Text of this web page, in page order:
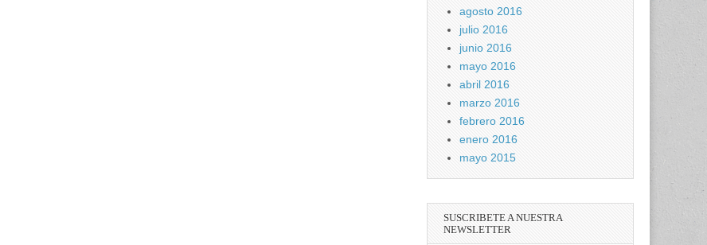
agosto 2016
julio 2016
junio 2016
mayo 2016
abril 2016
marzo 2016
febrero 2016
enero 2016
mayo 2015
SUSCRIBETE A NUESTRA
NEWSLETTER